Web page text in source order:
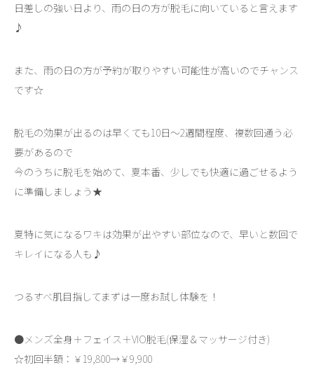
日差しの強い日より、雨の日の方が脱毛に向いていると言えます
♪
また、雨の日の方が予約が取りやすい可能性が高いのでチャンス
です☆
脱毛の効果が出るのは早くても10日～2週間程度、複数回通う必
要があるので
今のうちに脱毛を始めて、夏本番、少しでも快適に過ごせるよう
に準備しましょう★
夏特に気になるワキは効果が出やすい部位なので、早いと数回で
キレイになる人も♪
つるすべ肌目指してまずは一度お試し体験を！
●メンズ全身＋フェイス＋VIO脱毛(保湿＆マッサージ付き)
☆初回半額：￥19,800→￥9,900